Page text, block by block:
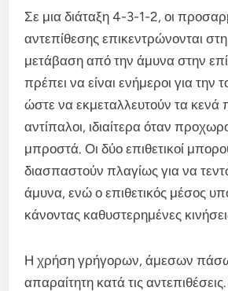
Σε μια διάταξη 4-3-1-2, οι
αντεπίθεσης επικεντρώνονται
μετάβαση από την άμυνα στην
πρέπει να είναι ενήμεροι για την
ώστε να εκμεταλλευτούν τα κενά
αντίπαλοι, ιδιαίτερα όταν
μπροστά. Οι δύο επιθετικοί
διασπαστούν πλαγίως για να
άμυνα, ενώ ο επιθετικός μέσος
κάνοντας καθυστερημένες
Η χρήση γρήγορων, άμεσων
απαραίτητη κατά τις